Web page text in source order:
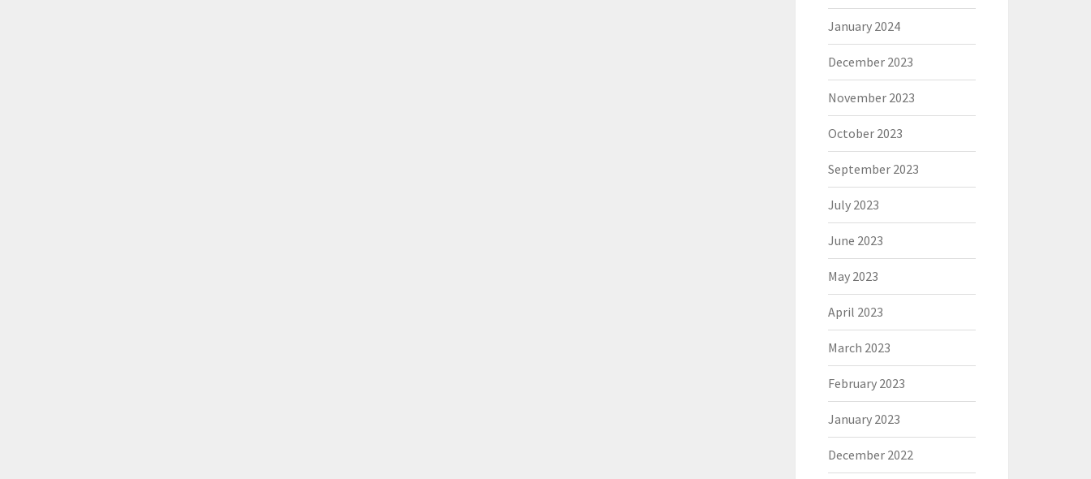
January 2024
December 2023
November 2023
October 2023
September 2023
July 2023
June 2023
May 2023
April 2023
March 2023
February 2023
January 2023
December 2022